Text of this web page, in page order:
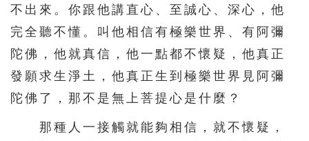
606 607 608 609 610
616 618 619 620
621 622 623 624
626 627 628 629 630
不出來。你跟他講直心、至誠心、深心，他
完全聽不懂。叫他相信有極樂世界、有阿彌
陀佛，他就真信，他一點都不懷疑，他真正
發願求生淨土，他真正生到極樂世界見阿彌
陀佛了，那不是無上菩提心是什麼？
那種人一接觸就能夠相信，就不懷疑，